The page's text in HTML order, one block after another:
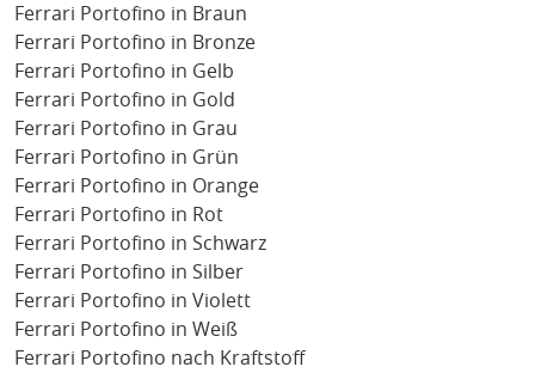
Ferrari Portofino in Braun
Ferrari Portofino in Bronze
Ferrari Portofino in Gelb
Ferrari Portofino in Gold
Ferrari Portofino in Grau
Ferrari Portofino in Grün
Ferrari Portofino in Orange
Ferrari Portofino in Rot
Ferrari Portofino in Schwarz
Ferrari Portofino in Silber
Ferrari Portofino in Violett
Ferrari Portofino in Weiß
Ferrari Portofino nach Kraftstoff